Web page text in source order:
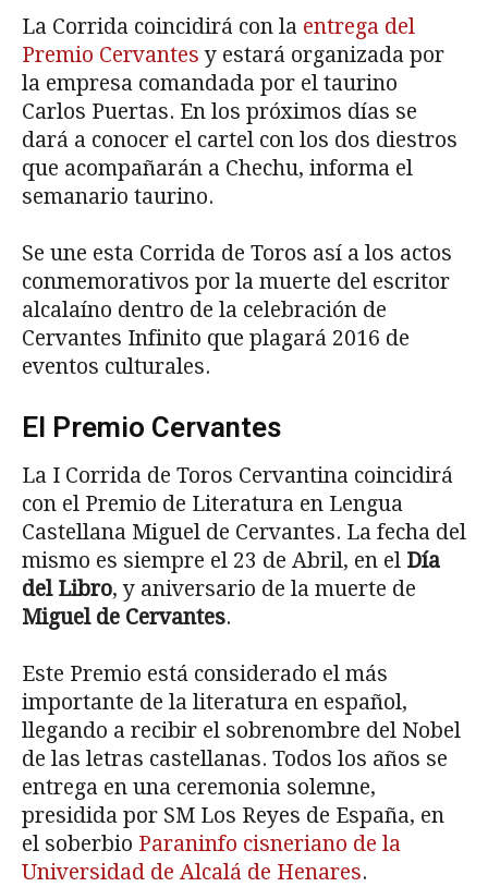
La Corrida coincidirá con la entrega del
Premio Cervantes y estará organizada por
la empresa comandada por el taurino
Carlos Puertas. En los próximos días se
dará a conocer el cartel con los dos diestros
que acompañarán a Chechu, informa el
semanario taurino.
Se une esta Corrida de Toros así a los actos
conmemorativos por la muerte del escritor
alcalaíno dentro de la celebración de
Cervantes Infinito que plagará 2016 de
eventos culturales.
El Premio Cervantes
La I Corrida de Toros Cervantina coincidirá
con el Premio de Literatura en Lengua
Castellana Miguel de Cervantes. La fecha del
mismo es siempre el 23 de Abril, en el Día
del Libro, y aniversario de la muerte de
Miguel de Cervantes.
Este Premio está considerado el más
importante de la literatura en español,
llegando a recibir el sobrenombre del Nobel
de las letras castellanas. Todos los años se
entrega en una ceremonia solemne,
presidida por SM Los Reyes de España, en
el soberbio Paraninfo cisneriano de la
Universidad de Alcalá de Henares.